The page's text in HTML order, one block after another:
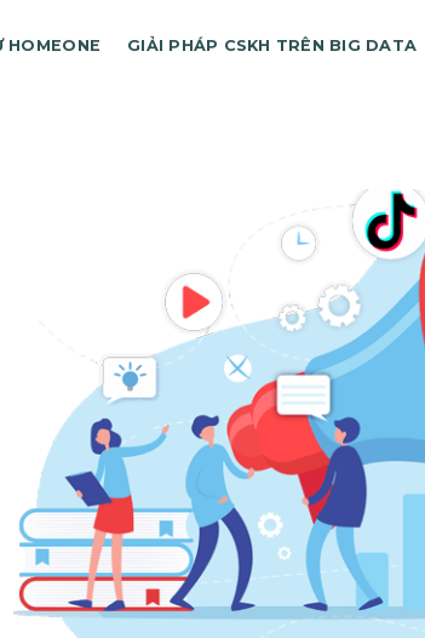
HOMEONE GIẢI PHÁP CSKH TRÊN BIG DATA